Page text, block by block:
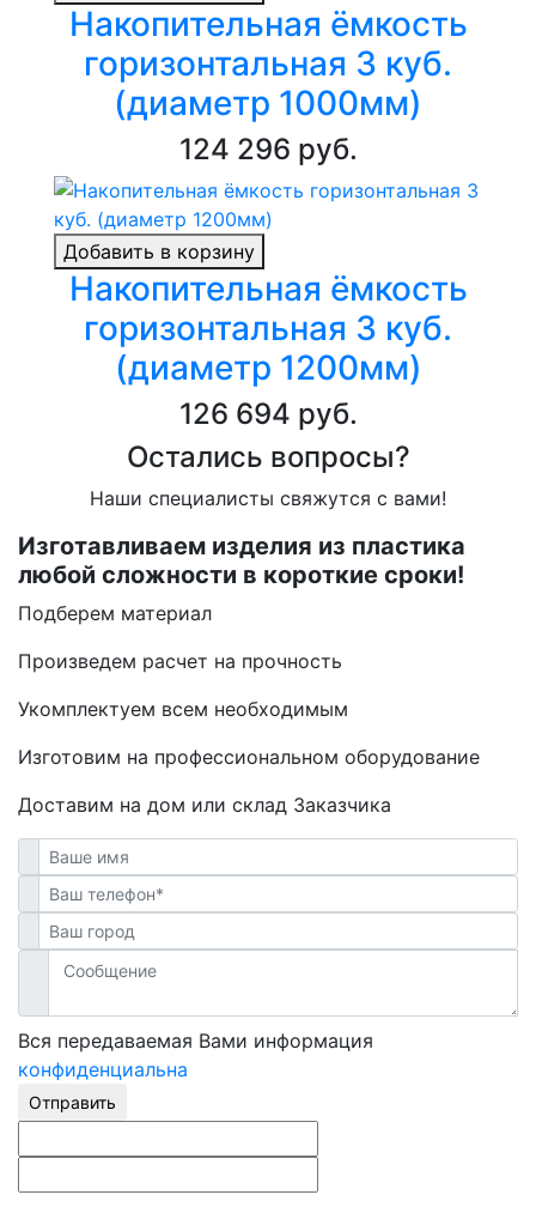
Накопительная ёмкость
горизонтальная 3 куб.
(диаметр 1000мм)
124 296 руб.
Добавить в корзину
Накопительная ёмкость
горизонтальная 3 куб.
(диаметр 1200мм)
126 694 руб.
Остались вопросы?
Наши специалисты свяжутся с вами!
Изготавливаем изделия из пластика
любой сложности в короткие сроки!
Подберем материал
Произведем расчет на прочность
Укомплектуем всем необходимым
Изготовим на профессиональном оборудование
Доставим на дом или склад Заказчика
Вся передаваемая Вами информация
конфиденциальна
Отправить